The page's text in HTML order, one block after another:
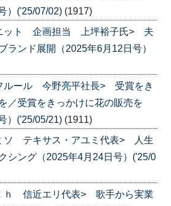
）('25/07/02) (1917)
ット 企画担当 上坪裕子氏> 夫
ランド展開（2025年6月12日号）
ルール 今野亮平社長> 受賞をき
／受賞をきっかけに花の販売を
）('25/05/21) (1911)
ソ テキサス・アユミ代表> 人生
シング（2025年4月24日号）('25/0
ｈ 信近エリ代表> 歌手から実業